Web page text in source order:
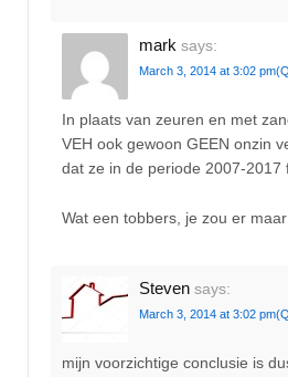
mark says:
March 3, 2014 at 3:02 pm
In plaats van zeuren en met
VEH ook gewoon GEEN onzin
dat ze in de periode 2007-2017
Wat een tobbers, je zou er
Steven says:
March 3, 2014 at 3:02 pm
mijn voorzichtige conclusie is